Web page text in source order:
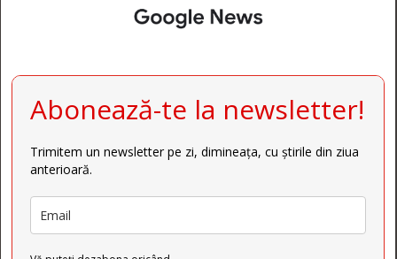
Abonează-te la newsletter!
Trimitem un newsletter pe zi, dimineața, cu știrile din ziua
anterioară.